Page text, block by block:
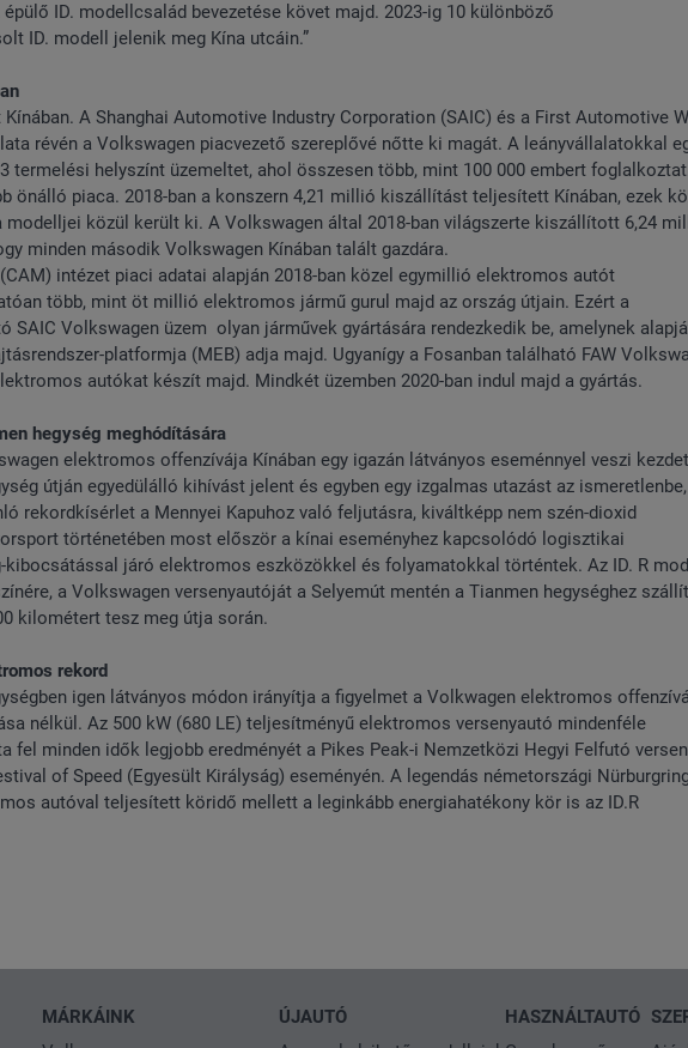
ID. modellcsalád bevezetése követ majd. 2023-ig 10 különböző
ID. modell jelenik meg Kína utcáin.”
A Shanghai Automotive Industry Corporation (SAIC) és a First Automotive
révén a Volkswagen piacvezető szereplővé nőtte ki magát. A leányvállalatokkal
termelési helyszínt üzemeltet, ahol összesen több, mint 100 000 embert
önálló piaca. 2018-ban a konszern 4,21 millió kiszállítást teljesített Kínában, ezek
közül került ki. A Volkswagen által 2018-ban világszerte kiszállított 6,24
minden második Volkswagen Kínában talált gazdára.
intézet piaci adatai alapján 2018-ban közel egymillió elektromos autót
több, mint öt millió elektromos jármű gurul majd az ország útjain. Ezért a
SAIC Volkswagen üzem olyan járművek gyártására rendezkedik be, amelynek
platformja (MEB) adja majd. Ugyanígy a Fosanban található FAW
autókat készít majd. Mindkét üzemben 2020-ban indul majd a gyártás.
hegység meghódítására
elektromos offenzívája Kínában egy igazán látványos eseménnyel veszi
útján egyedülálló kihívást jelent és egyben egy izgalmas utazást az ismeretlenbe,
rekordkísérlet a Mennyei Kapuhoz való feljutásra, kiváltképp nem szén-dioxid
történetében most először a kínai eseményhez kapcsolódó logisztikai
járó elektromos eszközökkel és folyamatokkal történtek. Az ID. R
a Volkswagen versenyautóját a Selyemút mentén a Tianmen hegységhez
kilométert tesz meg útja során.
rekord
igen látványos módon irányítja a figyelmet a Volkwagen elektromos
nélkül. Az 500 kW (680 LE) teljesítményű elektromos versenyautó mindenféle
fel minden idők legjobb eredményét a Pikes Peak-i Nemzetközi Hegyi Felfutó
of Speed (Egyesült Királyság) eseményén. A legendás németországi
autóval teljesített köridő mellett a leginkább energiahatékony kör is az ID.R
MÁRKÁINK
ÚJAUTÓ
HASZNÁLTAUTÓ